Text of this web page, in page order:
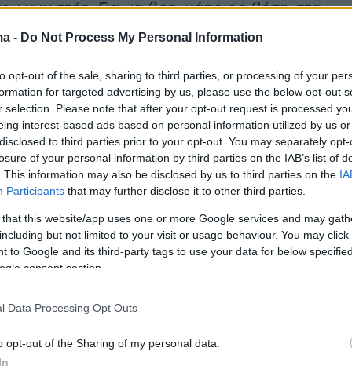
- Do Not Process My Personal Information
opt-out of the sale, sharing to third parties, or processing of your
for targeted advertising by us, please use the below opt-out
selection. Please note that after your opt-out request is processed
interest-based ads based on personal information utilized by us
to third parties prior to your opt-out. You may separately
of your personal information by third parties on the IAB’s list of
This information may also be disclosed by us to third parties on the
Participants that may further disclose it to other third parties.
that this website/app uses one or more Google services and may
but not limited to your visit or usage behaviour. You may
to Google and its third-party tags to use your data for below
consent section.
Data Processing Opt Outs
opt-out of the Sharing of my personal data.
γνωστές. Για να βρει κάποιος θέση στα
ΣΥΡΙΖΑ, πρέπει να υπερθεματίζει τον
πολιτικές για τους νέους μας»
ο κ.Οικονόμουκαι στις πολιτικές της
τη στήριξη τωννέων,στο πλαίσιο των
«Σπίτι μου».
του προγράμματος είναι 500
διπλασιασμού. Σύμφωνα με όσα είπε,
κι άλλα προγράμματα για τους
Κάλυψη ή η κοινωνική αντιπαροχή.